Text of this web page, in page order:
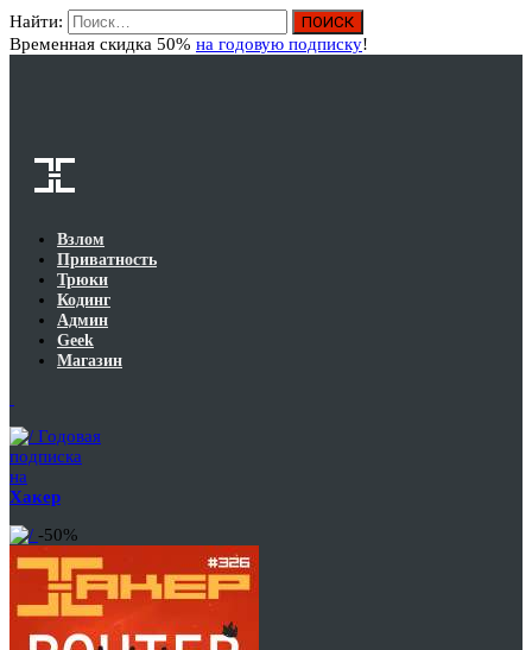
Найти:
Временная скидка 50% на годовую подписку!
Взлом
Приватность
Трюки
Кодинг
Админ
Geek
Магазин
Годовая
подписка
на
Хакер
-50%